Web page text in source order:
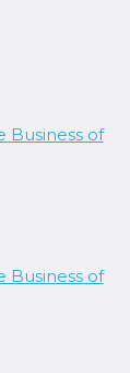
Business of
Business of